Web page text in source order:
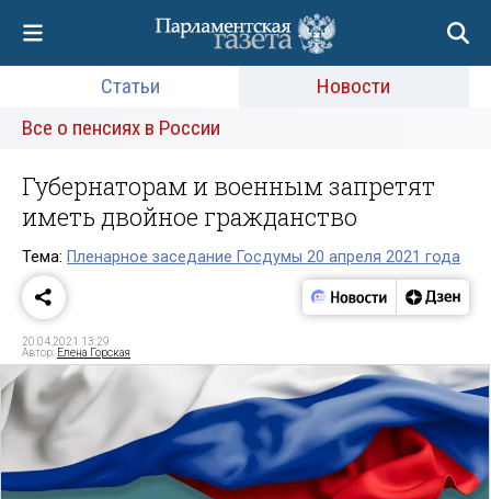
Статьи
Новости
Все о пенсиях в России
Губернаторам и военным запретят
иметь двойное гражданство
Тема: Пленарное заседание Госдумы 20 апреля 2021 года
20.04.2021 13:29
Автор: Елена Горская